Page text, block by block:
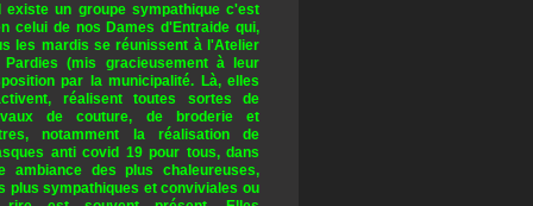
existe un groupe sympathique c'est
celui de nos Dames d'Entraide qui,
les mardis se réunissent à l'Atelier
Pardies (mis gracieusement à leur
par la municipalité. Là, elles
réalisent toutes sortes de
de couture, de broderie et
notamment la réalisation de
anti covid 19 pour tous, dans
ambiance des plus chaleureuses,
plus sympathiques et conviviales ou